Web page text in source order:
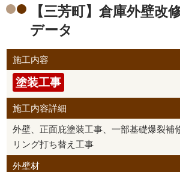
【三芳町】倉庫外壁
データ
施工内容
塗装工事
施工内容詳細
外壁、正面庇塗装工事、一部基礎爆裂補
リング打ち替え工事
外壁材